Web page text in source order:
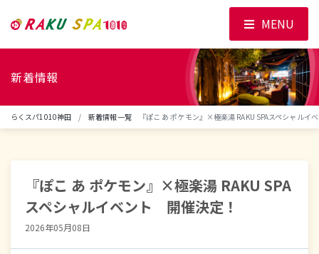
新着情報
らくスパ1010神田 新着情報一覧 『ぽこ あ ポケモン』×極楽湯 RAKU SPAスペシャル
『ぽこ あ ポケモン』×極楽湯 RAKU SPA
スペシャルイベント 開催決定！
2026年05月08日
MENU